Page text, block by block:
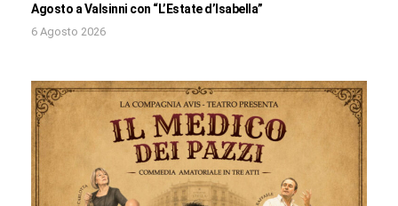
Agosto a Valsinni con “L’Estate d’Isabella”
6 Agosto 2026